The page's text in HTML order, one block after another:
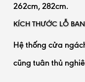
262cm, 282cm.
KÍCH THƯỚC LỖ
Hệ thống cửa
cũng tuân thủ